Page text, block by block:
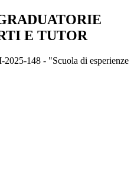
E TUTOR
148 - "Scuola di esperienze